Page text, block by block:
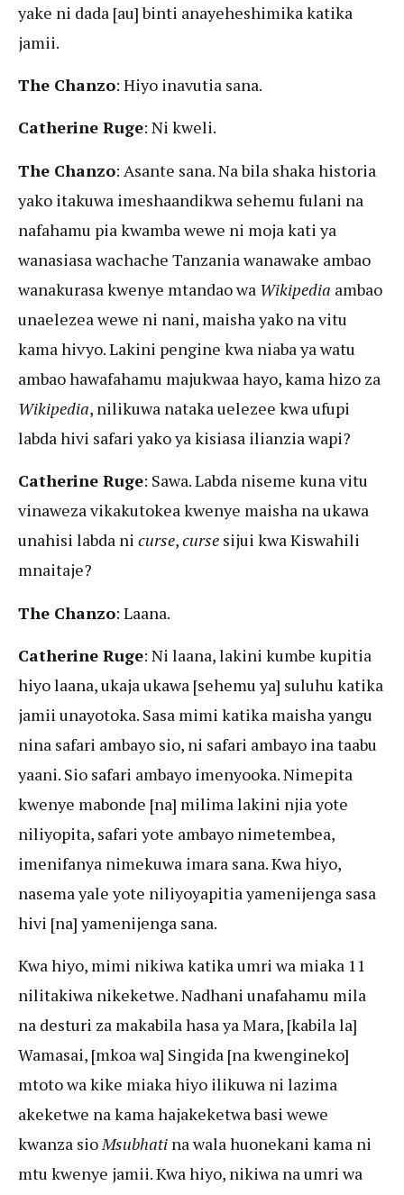
yake ni dada [au] binti anayeheshimika katika
jamii.
The Chanzo: Hiyo inavutia sana.
Catherine Ruge: Ni kweli.
The Chanzo: Asante sana. Na bila shaka historia
yako itakuwa imeshaandikwa sehemu fulani na
nafahamu pia kwamba wewe ni moja kati ya
wanasiasa wachache Tanzania wanawake ambao
wanakurasa kwenye mtandao wa Wikipedia ambao
unaelezea wewe ni nani, maisha yako na vitu
kama hivyo. Lakini pengine kwa niaba ya watu
ambao hawafahamu majukwaa hayo, kama hizo za
Wikipedia, nilikuwa nataka uelezee kwa ufupi
labda hivi safari yako ya kisiasa ilianzia wapi?
Catherine Ruge: Sawa. Labda niseme kuna vitu
vinaweza vikakutokea kwenye maisha na ukawa
unahisi labda ni curse,curse sijui kwa Kiswahili
mnaitaje?
The Chanzo: Laana.
Catherine Ruge: Ni laana, lakini kumbe kupitia
hiyo laana, ukaja ukawa [sehemu ya] suluhu katika
jamii unayotoka. Sasa mimi katika maisha yangu
nina safari ambayo sio, ni safari ambayo ina taabu
yaani. Sio safari ambayo imenyooka. Nimepita
kwenye mabonde [na] milima lakini njia yote
niliyopita, safari yote ambayo nimetembea,
imenifanya nimekuwa imara sana. Kwa hiyo,
nasema yale yote niliyoyapitia yamenijenga sasa
hivi [na] yamenijenga sana.
Kwa hiyo, mimi nikiwa katika umri wa miaka 11
nilitakiwa nikeketwe. Nadhani unafahamu mila
na desturi za makabila hasa ya Mara, [kabila la]
Wamasai, [mkoa wa] Singida [na kwengineko]
mtoto wa kike miaka hiyo ilikuwa ni lazima
akeketwe na kama hajakeketwa basi wewe
kwanza sioMsubhati na wala huonekani kama ni
mtu kwenye jamii. Kwa hiyo, nikiwa na umri wa